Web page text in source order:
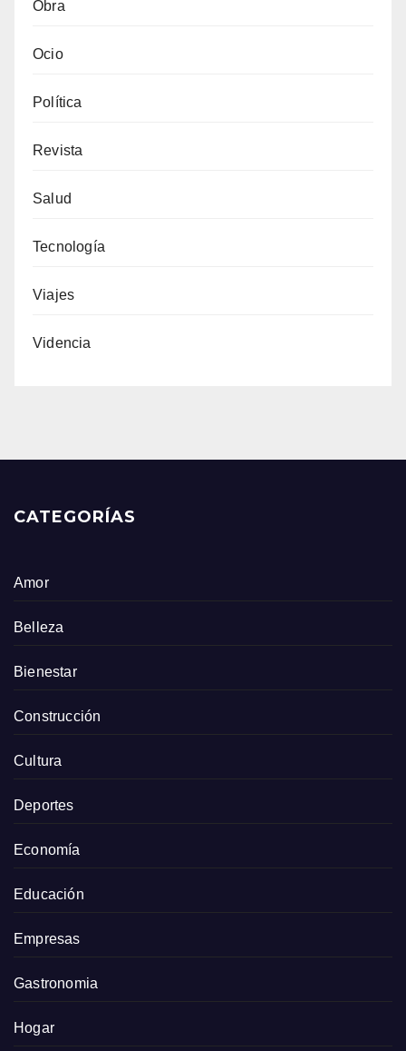
Obra
Ocio
Política
Revista
Salud
Tecnología
Viajes
Videncia
CATEGORÍAS
Amor
Belleza
Bienestar
Construcción
Cultura
Deportes
Economía
Educación
Empresas
Gastronomia
Hogar